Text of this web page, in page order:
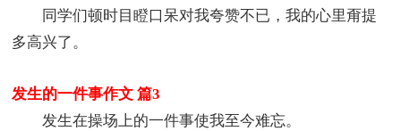
同学们顿时目瞪口呆对我夸赞不已，我的心里甭提
多高兴了。
发生的一件事作文 篇3
发生在操场上的一件事使我至今难忘。